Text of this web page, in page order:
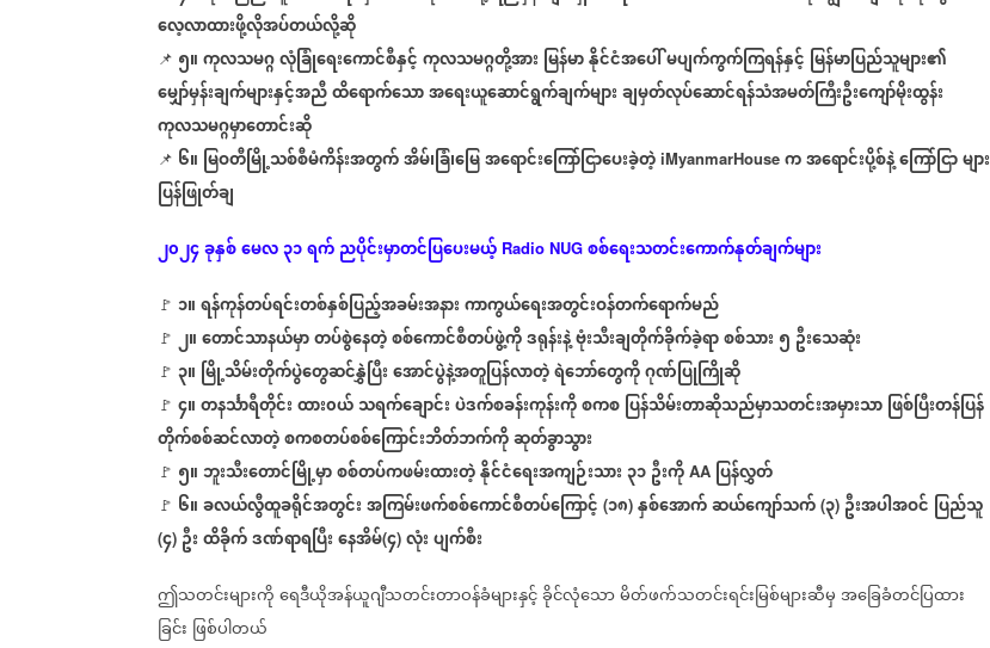
လေ့လာထားဖို့လိုအပ်တယ်လို့ဆို
📌 ၅။ကုလသမဂ္ဂလုံခြုံရေးကောင်စီနှင့်ကုလသမဂ္ဂတို့အား မြန်မာနိုင်ငံအပေါ်မပျက်ကွက်ကြရန်နှင့် မြန်မာပြည်သူများ၏
မျှော်မှန်းချက်များနှင့်အညီထိရောက်သောအရေးယူဆောင်ရွက်ချက်များချမှတ်လုပ်ဆောင်ရန်သံအမတ်ကြီးဦးကျော်မိုးထွန်း
ကုလသမဂ္ဂမှာတောင်းဆို
📌 ၆။ မြဝတီမြို့သစ်စီမံကိန်းအတွက်အိမ်၊ခြံ၊မြေအရောင်းကြော်ငြာပေးခဲ့တဲ့ iMyanmarHouse ကအရောင်းပို့စ်နဲ့ကြော်ငြာများ
ပြန်ဖြုတ်ချ
၂၀၂၄ခုနှစ်မေလ၃၁ရက်ညပိုင်းမှာတင်ပြပေးမယ့် Radio NUG စစ်ရေးသတင်းကောက်နုတ်ချက်များ
🚩 ၁။ရန်ကုန်တပ်ရင်းတစ်နှစ်ပြည့်အခမ်းအနားကာကွယ်ရေးအတွင်းဝန်တက်ရောက်မည်
🚩 ၂။တောင်သာနယ်မှာတပ်စွဲနေတဲ့စစ်ကောင်စီတပ်ဖွဲ့ကိုဒရုန်းနဲ့ဗုံးသီးချတိုက်ခိုက်ခဲ့ရာစစ်သား ၅ ဦးသေဆုံး
🚩 ၃။ မြို့သိမ်းတိုက်ပွဲတွေဆင်နွှဲပြီးအောင်ပွဲနဲ့အတူပြန်လာတဲ့ရဲဘော်တွေကိုဂုဏ်ပြုကြိုဆို
🚩 ၄။တနင်္သာရီတိုင်းထား၀ယ်သရက်ချောင်းပဲဒက်စခန်းကုန်းကိုစကစပြန်သိမ်းတာဆိုသည်မှာသတင်းအမှားသာဖြစ်ပြီးတန်ပြန်
တိုက်စစ်ဆင်လာတဲ့စကစတပ်စစ်ကြောင်းဘိတ်ဘက်ကိုဆုတ်ခွာသွား
🚩 ၅။ဘူးသီးတောင်မြို့မှာစစ်တပ်ကဖမ်းထားတဲ့နိုင်ငံရေးအကျဉ်းသား၃၁ဦးကို AA ပြန်လွှတ်
🚩 ၆။ခလယ်လွီထူခရိုင်အတွင်းအကြမ်းဖက်စစ်ကောင်စီတပ်ကြောင့် (၁၈) နှစ်အောက်ဆယ်ကျော်သက် (၃) ဦးအပါအဝင် ပြည်သူ
(၄) ဦးထိခိုက်ဒဏ်ရာရပြီးနေအိမ်(၄) လုံးပျက်စီး
ဤသတင်းများကိုရေဒီယိုအန်ယူဂျီသတင်းတာဝန်ခံများနှင့်ခိုင်လုံသောမိတ်ဖက်သတင်းရင်းမြစ်များဆီမှအခြေခံတင်ပြထား
ခြင်း ဖြစ်ပါတယ်